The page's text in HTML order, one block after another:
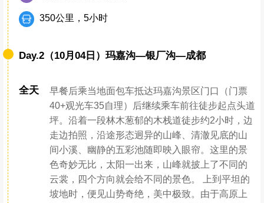
350公里，5小时
Day.2（10月04日）玛嘉沟—银厂沟—成都
全天
早餐后乘当地面包车抵达玛嘉沟景区门口（门票
40+观光车35自理）后继续乘车前往徒步起点头道
坪。沿着一段林木葱郁的木栈道徒步约2小时，边
走边拍照，沿途形态迥异的山峰、清澈见底的山
间小溪、幽静的五彩池随即映入眼帘。这里的景
色奇妙无比，太阳一出来，山峰就披上了不同的
云裳，四个方向就会给不同的景色。 上到平坦的
坡地时，便见山势奇绝，美中极致。由于高原上